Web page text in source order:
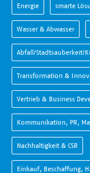
Energie smarte
Wasser & Abwasser
Abfall/Stadtsauberkeit/
Transformation &
Vertrieb & Business
Kommunikation, PR,
Nachhaltigkeit & CSR
Einkauf, Beschaffung,